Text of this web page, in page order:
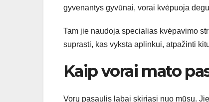
gyvenantys gyvūnai, vorai kvėpuoja
Tam jie naudoja specialias kvėpavimo
suprasti, kas vyksta aplinkui, atpažinti
Kaip vorai mato
Vorų pasaulis labai skiriasi nuo mūsų.